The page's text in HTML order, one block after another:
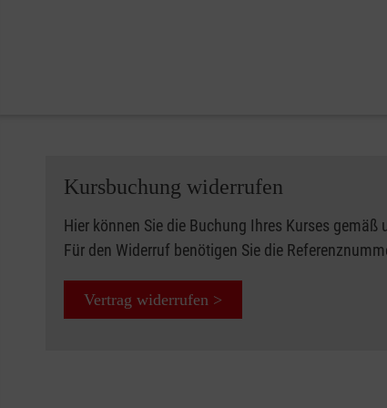
Kursbuchung widerrufen
Hier können Sie die Buchung Ihres Kurses gemäß
Für den Widerruf benötigen Sie die
Vertrag widerrufen >